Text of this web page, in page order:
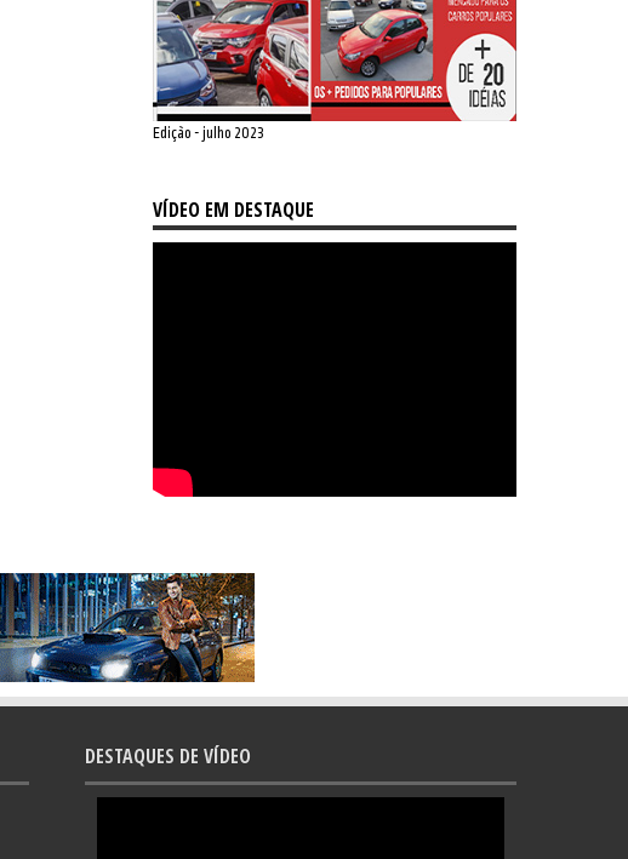
Edição - julho 2023
VÍDEO EM DESTAQUE
DESTAQUES DE VÍDEO